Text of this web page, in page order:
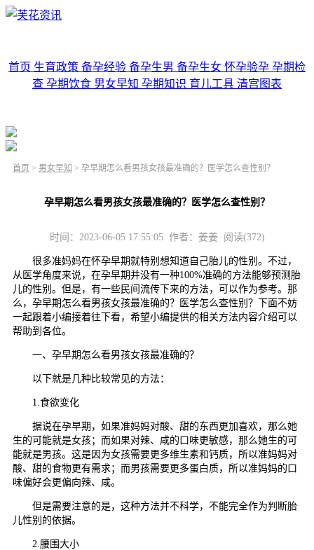
首页 生育政策 备孕经验 备孕生男 备孕生女 怀孕验孕 孕期检
查 孕期饮食 男女早知 孕期知识 育儿工具 清宫图表
首页 > 男女早知 > 孕早期怎么看男孩女孩最准确的？医学怎么查性别？
孕早期怎么看男孩女孩最准确的？医学怎么查性别？
时间：2023-06-05 17:55:05 作者：姜姜 阅读(372)
很多准妈妈在怀孕早期就特别想知道自己胎儿的性别。不过，
从医学角度来说，在孕早期并没有一种100%准确的方法能够预测胎
儿的性别。但是，有一些民间流传下来的方法，可以作为参考。那
么，孕早期怎么看男孩女孩最准确的？医学怎么查性别？下面不妨
一起跟着小编接着往下看，希望小编提供的相关方法内容介绍可以
帮助到各位。
一、孕早期怎么看男孩女孩最准确的？
以下就是几种比较常见的方法：
1.食欲变化
据说在孕早期，如果准妈妈对酸、甜的东西更加喜欢，那么她
生的可能就是女孩；而如果对辣、咸的口味更敏感，那么她生的可
能就是男孩。这是因为女孩需要更多维生素和钙质，所以准妈妈对
酸、甜的食物更有需求；而男孩需要更多蛋白质，所以准妈妈的口
味偏好会更偏向辣、咸。
但是需要注意的是，这种方法并不科学，不能完全作为判断胎
儿性别的依据。
2.腰围大小